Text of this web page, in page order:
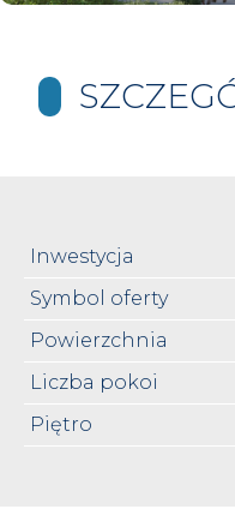
Inwestycja
Symbol oferty
Powierzchnia
Liczba pokoi
Piętro